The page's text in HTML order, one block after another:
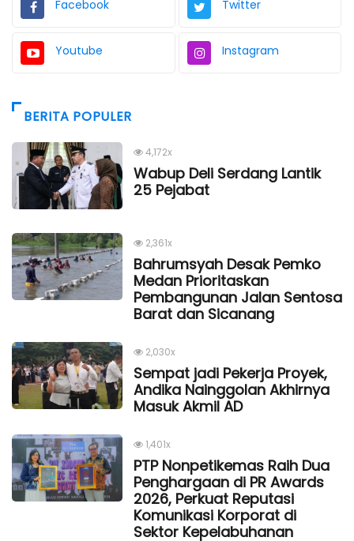
Facebook Twitter
Youtube Instagram
BERITA POPULER
4,172x
Wabup Deli Serdang Lantik
25 Pejabat
2,361x
Bahrumsyah Desak Pemko
Medan Prioritaskan
Pembangunan Jalan Sentosa
Barat dan Sicanang
2,030x
Sempat jadi Pekerja Proyek,
Andika Nainggolan Akhirnya
Masuk Akmil AD
1,401x
PTP Nonpetikemas Raih Dua
Penghargaan di PR Awards
2026, Perkuat Reputasi
Komunikasi Korporat di
Sektor Kepelabuhanan